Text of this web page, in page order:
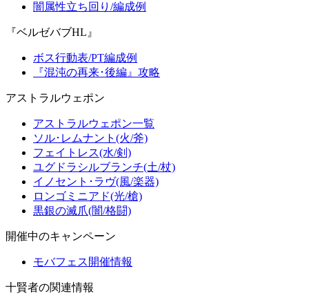
闇属性立ち回り/編成例
『ベルゼバブHL』
ボス行動表/PT編成例
『混沌の再来･後編』攻略
アストラルウェポン
アストラルウェポン一覧
ソル･レムナント(火/斧)
フェイトレス(水/剣)
ユグドラシルブランチ(土/杖)
イノセント･ラヴ(風/楽器)
ロンゴミニアド(光/槍)
黒銀の滅爪(闇/格闘)
開催中のキャンペーン
モバフェス開催情報
十賢者の関連情報